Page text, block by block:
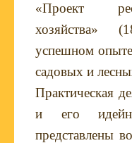
«Проект
хозяйства»
успешном
садовых и
Практическая
и его идейно-
представлены